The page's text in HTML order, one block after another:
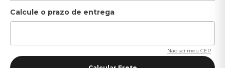
Não sei meu CEP